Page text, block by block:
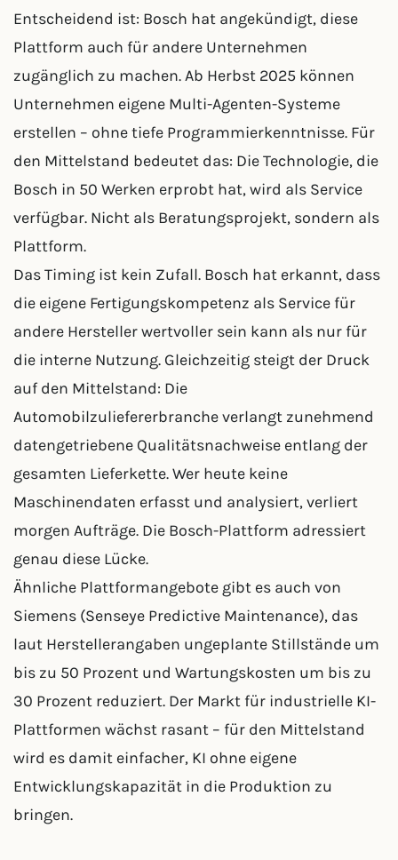
Entscheidend ist: Bosch hat angekündigt, diese
Plattform auch für andere Unternehmen
zugänglich zu machen. Ab Herbst 2025 können
Unternehmen eigene Multi-Agenten-Systeme
erstellen – ohne tiefe Programmierkenntnisse. Für
den Mittelstand bedeutet das: Die Technologie, die
Bosch in 50 Werken erprobt hat, wird als Service
verfügbar. Nicht als Beratungsprojekt, sondern als
Plattform.
Das Timing ist kein Zufall. Bosch hat erkannt, dass
die eigene Fertigungskompetenz als Service für
andere Hersteller wertvoller sein kann als nur für
die interne Nutzung. Gleichzeitig steigt der Druck
auf den Mittelstand: Die
Automobilzuliefererbranche verlangt zunehmend
datengetriebene Qualitätsnachweise entlang der
gesamten Lieferkette. Wer heute keine
Maschinendaten erfasst und analysiert, verliert
morgen Aufträge. Die Bosch-Plattform adressiert
genau diese Lücke.
Ähnliche Plattformangebote gibt es auch von
Siemens (Senseye Predictive Maintenance), das
laut Herstellerangaben ungeplante Stillstände um
bis zu 50 Prozent und Wartungskosten um bis zu
30 Prozent reduziert. Der Markt für industrielle KI-
Plattformen wächst rasant – für den Mittelstand
wird es damit einfacher, KI ohne eigene
Entwicklungskapazität in die Produktion zu
bringen.